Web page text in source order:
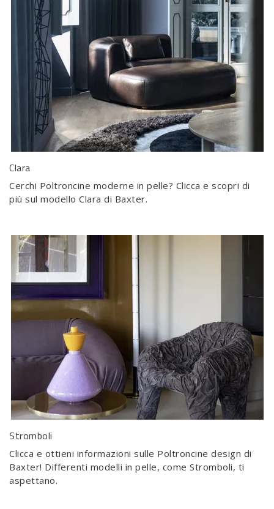
Clara
Cerchi Poltroncine moderne in pelle? Clicca e scopri di
più sul modello Clara di Baxter.
Stromboli
Clicca e ottieni informazioni sulle Poltroncine design di
Baxter! Differenti modelli in pelle, come Stromboli, ti
aspettano.